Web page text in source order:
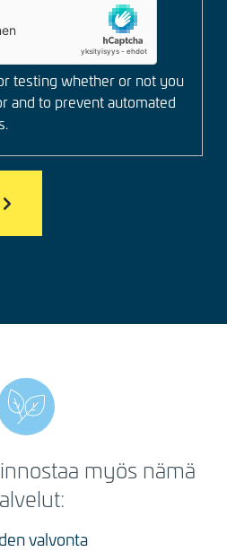
testing whether or not you
and to prevent automated
myös nämä
valvonta